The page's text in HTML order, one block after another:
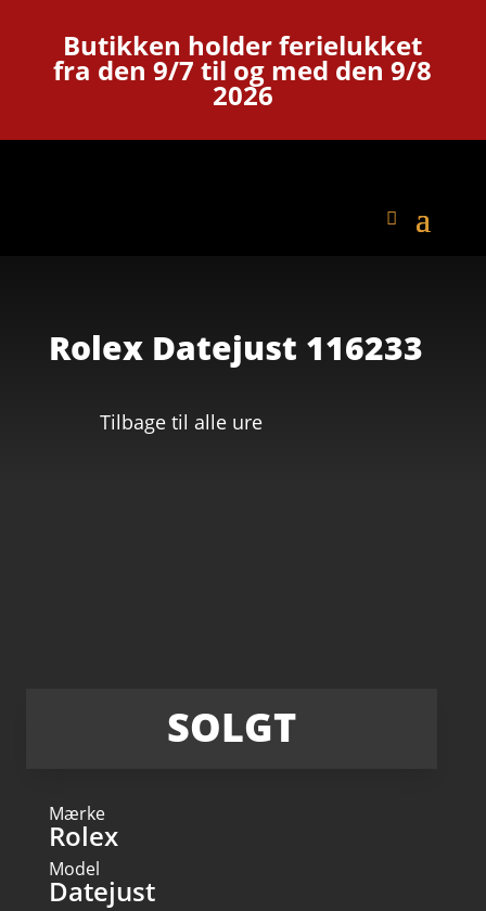
Butikken holder ferielukket
fra den 9/7 til og med den 9/8
2026
Rolex Datejust 116233
Tilbage til alle ure
SOLGT
Mærke
Rolex
Model
Datejust